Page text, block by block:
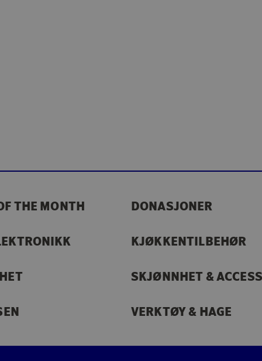
THE MONTH DONASJONER
KJØKKENTILBEHØR
SKJØNNHET &
VERKTØY & HAGE